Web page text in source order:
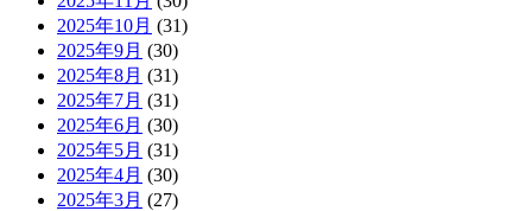
2025年10月 (31)
2025年9月 (30)
2025年8月 (31)
2025年7月 (31)
2025年6月 (30)
2025年5月 (31)
2025年4月 (30)
2025年3月 (27)